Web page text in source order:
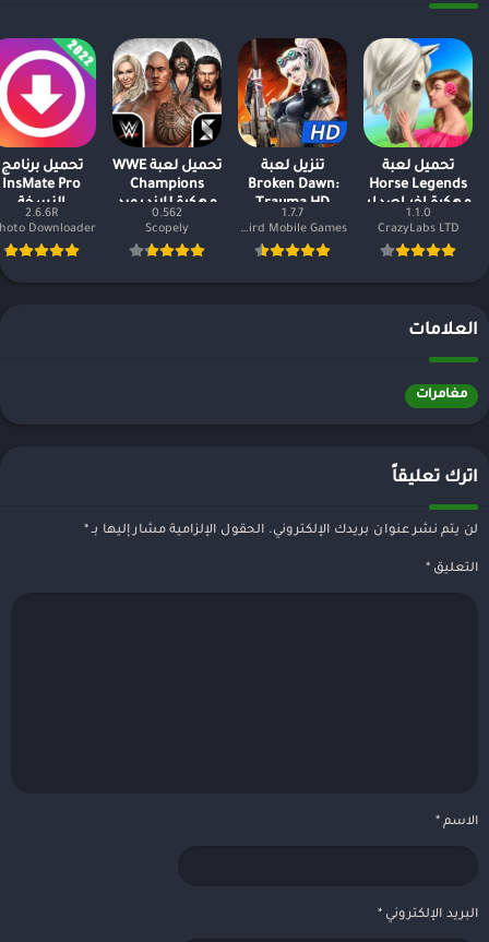
تحميل لعبة
Horse Legends
مهكرة اخر اصدار
1.1.0
CrazyLabs LTD
تنزيل لعبة
Broken Dawn:
Trauma HD
مهكرة وكاملة
2024
1.7.7
Hummingbird Mobile Games
تحميل لعبة WWE
Champions
مهكرة للاندرويد
2022
0.562
Scopely
تحميل برنامج
InsMate Pro
النسخة
المدفوعة
2.6.6R
العلامات
مغامرات
اترك تعليقاً
لن يتم نشر عنوان بريدك الإلكتروني. الحقول الإلزامية مشار إليها بـ*
التعليق *
الاسم *
البريد الإلكتروني *